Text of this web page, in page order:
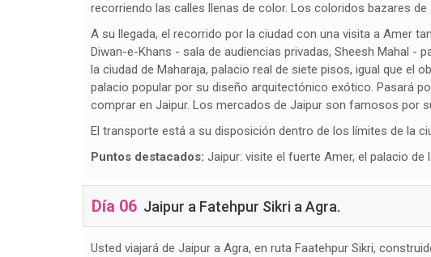
recorriendo las calles llenas de color. Los coloridos bazares
A su llegada, el recorrido por la ciudad con una visita a Amer
Diwan-e-Khans - sala de audiencias privadas, Sheesh Mahal -
la ciudad de Maharaja, palacio real de siete pisos, igual que
palacio popular por su diseño arquitectónico exótico. Pasará
comprar en Jaipur. Los mercados de Jaipur son famosos por
El transporte está a su disposición dentro de los límites de la
Puntos destacados: Jaipur: visite el fuerte Amer, el palacio de
Día 06 Jaipur a Fatehpur Sikri a Agra.
Usted viajará de Jaipur a Agra, en ruta Faatehpur Sikri,